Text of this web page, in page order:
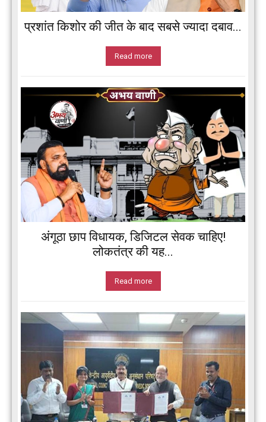
प्रशांत किशोर की जीत के बाद सबसे ज्यादा दबाव...
Read more
अंगूठा छाप विधायक, डिजिटल सेवक चाहिए!
लोकतंत्र की यह...
Read more